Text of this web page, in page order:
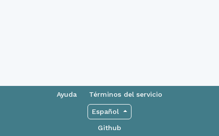
Ayuda Términos del servicio
Español
Github